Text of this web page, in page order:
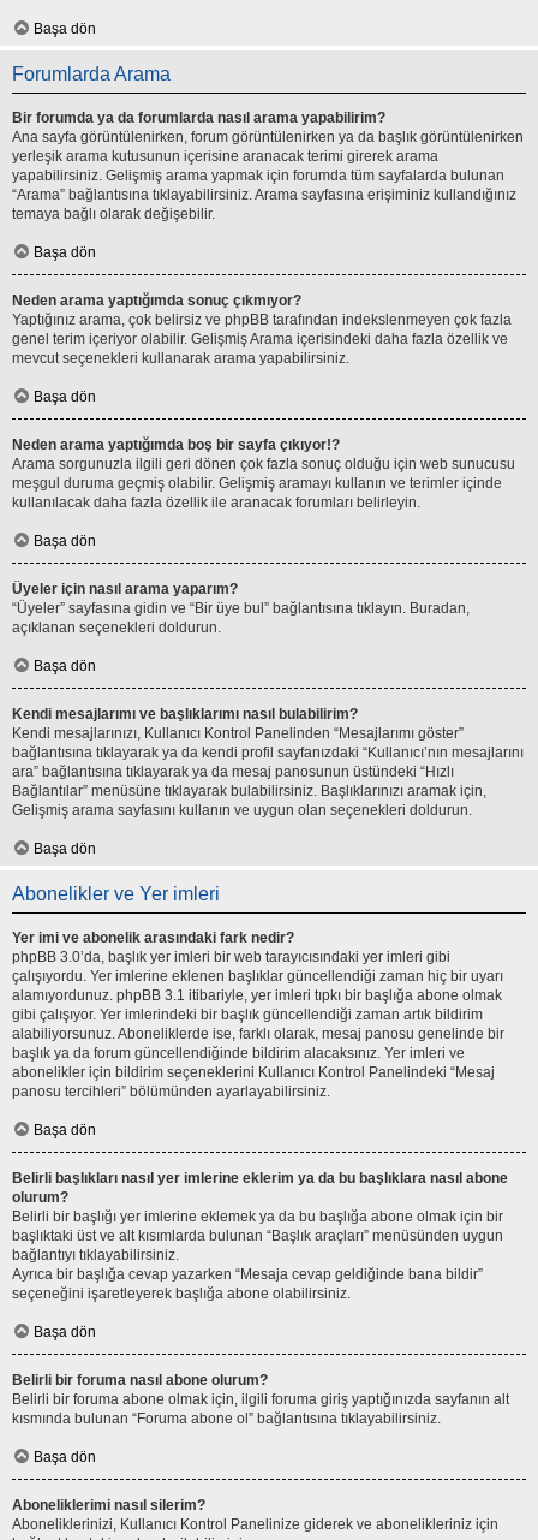
Başa dön
Forumlarda Arama
Bir forumda ya da forumlarda nasıl arama yapabilirim?
Ana sayfa görüntülenirken, forum görüntülenirken ya da başlık görüntülenirken
yerleşik arama kutusunun içerisine aranacak terimi girerek arama
yapabilirsiniz. Gelişmiş arama yapmak için forumda tüm sayfalarda bulunan
“Arama” bağlantısına tıklayabilirsiniz. Arama sayfasına erişiminiz kullandığınız
temaya bağlı olarak değişebilir.
Başa dön
Neden arama yaptığımda sonuç çıkmıyor?
Yaptığınız arama, çok belirsiz ve phpBB tarafından indekslenmeyen çok fazla
genel terim içeriyor olabilir. Gelişmiş Arama içerisindeki daha fazla özellik ve
mevcut seçenekleri kullanarak arama yapabilirsiniz.
Başa dön
Neden arama yaptığımda boş bir sayfa çıkıyor!?
Arama sorgunuzla ilgili geri dönen çok fazla sonuç olduğu için web sunucusu
meşgul duruma geçmiş olabilir. Gelişmiş aramayı kullanın ve terimler içinde
kullanılacak daha fazla özellik ile aranacak forumları belirleyin.
Başa dön
Üyeler için nasıl arama yaparım?
“Üyeler” sayfasına gidin ve “Bir üye bul” bağlantısına tıklayın. Buradan,
açıklanan seçenekleri doldurun.
Başa dön
Kendi mesajlarımı ve başlıklarımı nasıl bulabilirim?
Kendi mesajlarınızı, Kullanıcı Kontrol Panelinden “Mesajlarımı göster”
bağlantısına tıklayarak ya da kendi profil sayfanızdaki “Kullanıcı’nın mesajlarını
ara” bağlantısına tıklayarak ya da mesaj panosunun üstündeki “Hızlı
Bağlantılar” menüsüne tıklayarak bulabilirsiniz. Başlıklarınızı aramak için,
Gelişmiş arama sayfasını kullanın ve uygun olan seçenekleri doldurun.
Başa dön
Abonelikler ve Yer imleri
Yer imi ve abonelik arasındaki fark nedir?
phpBB 3.0’da, başlık yer imleri bir web tarayıcısındaki yer imleri gibi
çalışıyordu. Yer imlerine eklenen başlıklar güncellendiği zaman hiç bir uyarı
alamıyordunuz. phpBB 3.1 itibariyle, yer imleri tıpkı bir başlığa abone olmak
gibi çalışıyor. Yer imlerindeki bir başlık güncellendiği zaman artık bildirim
alabiliyorsunuz. Aboneliklerde ise, farklı olarak, mesaj panosu genelinde bir
başlık ya da forum güncellendiğinde bildirim alacaksınız. Yer imleri ve
abonelikler için bildirim seçeneklerini Kullanıcı Kontrol Panelindeki “Mesaj
panosu tercihleri” bölümünden ayarlayabilirsiniz.
Başa dön
Belirli başlıkları nasıl yer imlerine eklerim ya da bu başlıklara nasıl abone
olurum?
Belirli bir başlığı yer imlerine eklemek ya da bu başlığa abone olmak için bir
başlıktaki üst ve alt kısımlarda bulunan “Başlık araçları” menüsünden uygun
bağlantıyı tıklayabilirsiniz.
Ayrıca bir başlığa cevap yazarken “Mesaja cevap geldiğinde bana bildir”
seçeneğini işaretleyerek başlığa abone olabilirsiniz.
Başa dön
Belirli bir foruma nasıl abone olurum?
Belirli bir foruma abone olmak için, ilgili foruma giriş yaptığınızda sayfanın alt
kısmında bulunan “Foruma abone ol” bağlantısına tıklayabilirsiniz.
Başa dön
Aboneliklerimi nasıl silerim?
Aboneliklerinizi, Kullanıcı Kontrol Panelinize giderek ve abonelikleriniz için